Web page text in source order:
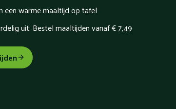
een warme maaltijd op tafel
uit: Bestel maaltijden vanaf € 7,49